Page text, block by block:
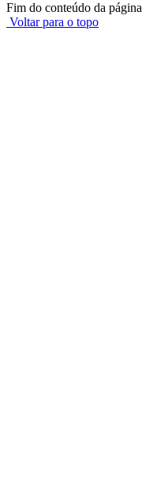
Fim do conteúdo da página
Voltar para o topo